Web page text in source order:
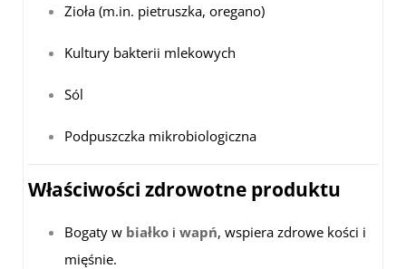
Zioła (m.in. pietruszka, oregano)
Kultury bakterii mlekowych
Sól
Podpuszczka mikrobiologiczna
Właściwości zdrowotne produktu
Bogaty w białko i wapń, wspiera zdrowe kości i
mięśnie.